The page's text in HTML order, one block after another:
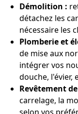
Démolition :
détachez les
nécessaire les
Plomberie et
de mise aux
intégrer vos
douche, l'évier,
Revêtement
carrelage, la
selon vos